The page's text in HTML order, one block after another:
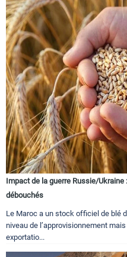
Impact de la guerre Russie/
débouchés
Le Maroc a un stock officiel de blé
niveau de l’approvisionnement
exportatio...